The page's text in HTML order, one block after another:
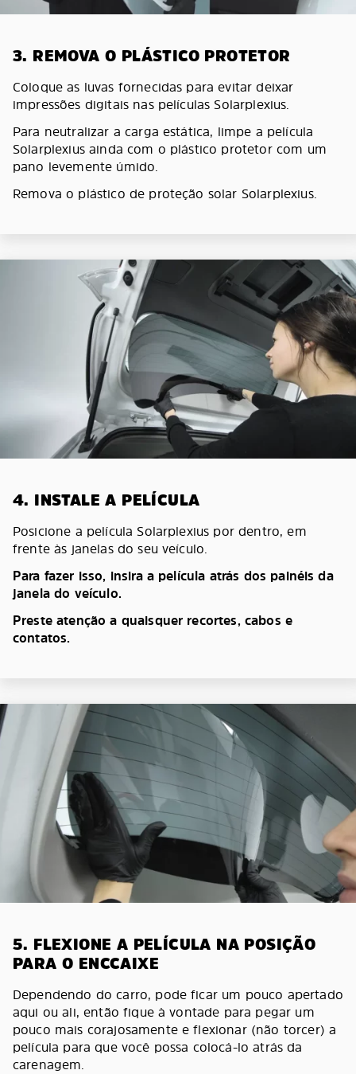
3. REMOVA O PLÁSTICO PROTETOR
Coloque as luvas fornecidas para evitar deixar
impressões digitais nas películas Solarplexius.
Para neutralizar a carga estática, limpe a película
Solarplexius ainda com o plástico protetor com um
pano levemente úmido.
Remova o plástico de proteção solar Solarplexius.
4. INSTALE A PELÍCULA
Posicione a película Solarplexius por dentro, em
frente às janelas do seu veículo.
Para fazer isso, insira a película atrás dos painéis da
janela do veículo.
Preste atenção a quaisquer recortes, cabos e
contatos.
5. FLEXIONE A PELÍCULA NA POSIÇÃO
PARA O ENCCAIXE
Dependendo do carro, pode ficar um pouco apertado
aqui ou ali, então fique à vontade para pegar um
pouco mais corajosamente e flexionar (não torcer) a
película para que você possa colocá-lo atrás da
carenagem.